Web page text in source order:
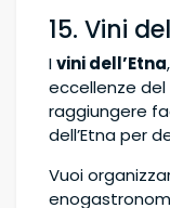
15. Vini
Ivini dell’Etna
eccellenze del
raggiungere
dell’Etna per
Vuoi